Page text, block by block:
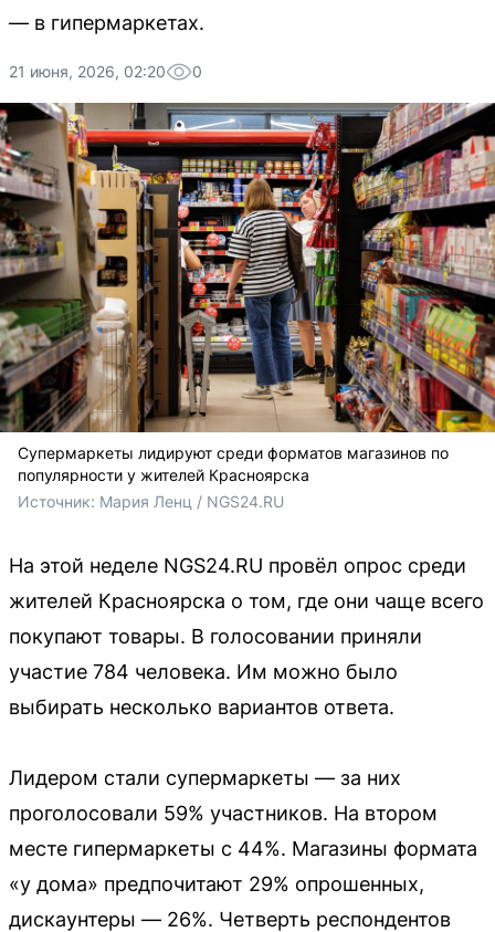
— в гипермаркетах.
21 июня, 2026, 02:20 0
Супермаркеты лидируют среди форматов магазинов по
популярности у жителей Красноярска
Источник: Мария Ленц / NGS24.RU
На этой неделе NGS24.RU провёл опрос среди
жителей Красноярска о том, где они чаще всего
покупают товары. В голосовании приняли
участие 784 человека. Им можно было
выбирать несколько вариантов ответа.
Лидером стали супермаркеты — за них
проголосовали 59% участников. На втором
месте гипермаркеты с 44%. Магазины формата
«у дома» предпочитают 29% опрошенных,
дискаунтеры — 26%. Четверть респондентов